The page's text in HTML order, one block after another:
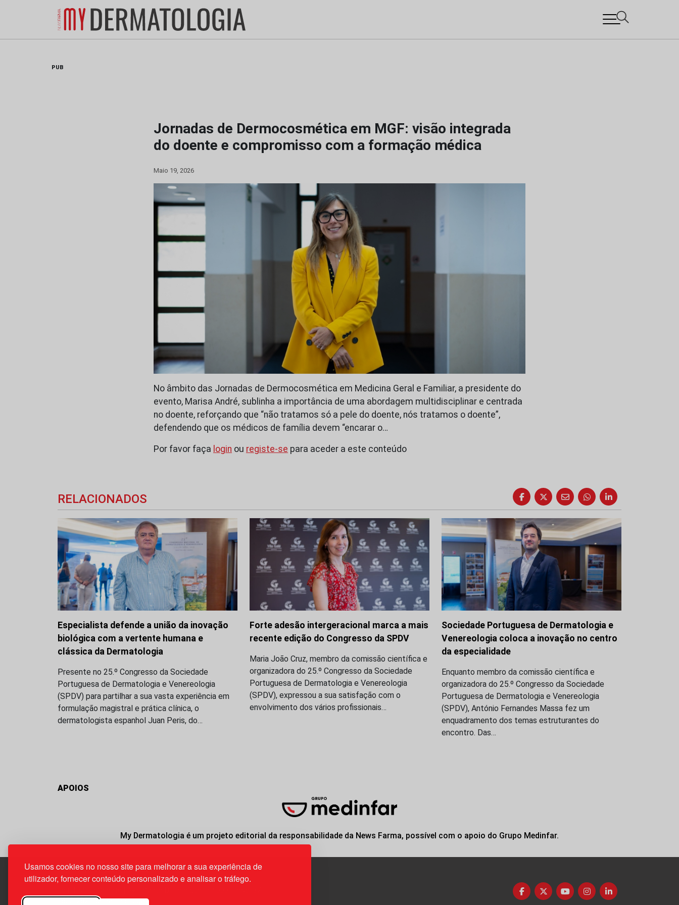
Usamos cookies no nosso site para melhorar a sua experiência de
utilizador, fornecer conteúdo personalizado e analisar o tráfego.
PUB
Jornadas de Dermocosmética em MGF: visão integrada
do doente e compromisso com a formação médica
Maio 19, 2026
No âmbito das Jornadas de Dermocosmética em Medicina Geral e Familiar, a presidente do
evento, Marisa André, sublinha a importância de uma abordagem multidisciplinar e centrada
no doente, reforçando que “não tratamos só a pele do doente, nós tratamos o doente”,
defendendo que os médicos de família devem “encarar o…
Por favor faça login ou registe-se para aceder a este conteúdo
RELACIONADOS
Especialista defende a união da inovação
biológica com a vertente humana e
clássica da Dermatologia
Presente no 25.º Congresso da Sociedade
Portuguesa de Dermatologia e Venereologia
(SPDV) para partilhar a sua vasta experiência em
formulação magistral e prática clínica, o
dermatologista espanhol Juan Peris, do…
Forte adesão intergeracional marca a mais
recente edição do Congresso da SPDV
Maria João Cruz, membro da comissão científica e
organizadora do 25.º Congresso da Sociedade
Portuguesa de Dermatologia e Venereologia
(SPDV), expressou a sua satisfação com o
envolvimento dos vários profissionais…
Sociedade Portuguesa de Dermatologia e
Venereologia coloca a inovação no centro
da especialidade
Enquanto membro da comissão científica e
organizadora do 25.º Congresso da Sociedade
Portuguesa de Dermatologia e Venereologia
(SPDV), António Fernandes Massa fez um
enquadramento dos temas estruturantes do
encontro. Das…
APOIOS
My Dermatologia é um projeto editorial da responsabilidade da News Farma, possível com o apoio do Grupo Medinfar.
1800-282 Lisboa | Portugal